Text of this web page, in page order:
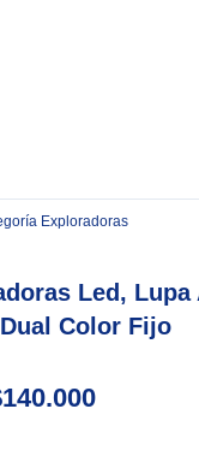
Exploradoras
Led, Lupa
Color Fijo
140.000Current